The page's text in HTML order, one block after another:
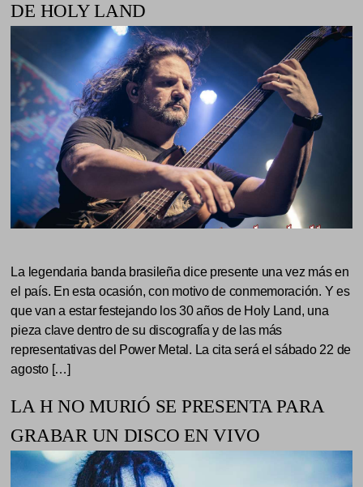
DE HOLY LAND
La legendaria banda brasileña dice presente una vez más en
el país. En esta ocasión, con motivo de conmemoración. Y es
que van a estar festejando los 30 años de Holy Land, una
pieza clave dentro de su discografía y de las más
representativas del Power Metal. La cita será el sábado 22 de
agosto […]
LA H NO MURIÓ SE PRESENTA PARA
GRABAR UN DISCO EN VIVO